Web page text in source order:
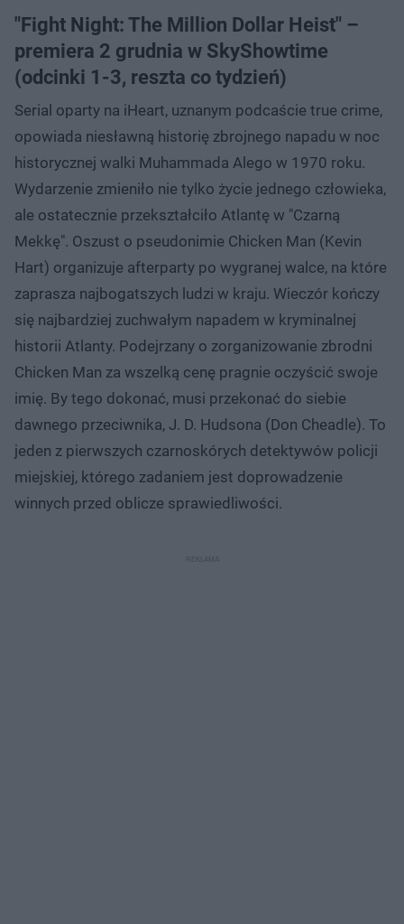
"Fight Night: The Million Dollar Heist" –
premiera 2 grudnia w SkyShowtime
(odcinki 1-3, reszta co tydzień)
Serial oparty na iHeart, uznanym podcaście true crime,
opowiada niesławną historię zbrojnego napadu w noc
historycznej walki Muhammada Alego w 1970 roku.
Wydarzenie zmieniło nie tylko życie jednego człowieka,
ale ostatecznie przekształciło Atlantę w "Czarną
Mekkę". Oszust o pseudonimie Chicken Man (Kevin
Hart) organizuje afterparty po wygranej walce, na które
zaprasza najbogatszych ludzi w kraju. Wieczór kończy
się najbardziej zuchwałym napadem w kryminalnej
historii Atlanty. Podejrzany o zorganizowanie zbrodni
Chicken Man za wszelką cenę pragnie oczyścić swoje
imię. By tego dokonać, musi przekonać do siebie
dawnego przeciwnika, J. D. Hudsona (Don Cheadle). To
jeden z pierwszych czarnoskórych detektywów policji
miejskiej, którego zadaniem jest doprowadzenie
winnych przed oblicze sprawiedliwości.